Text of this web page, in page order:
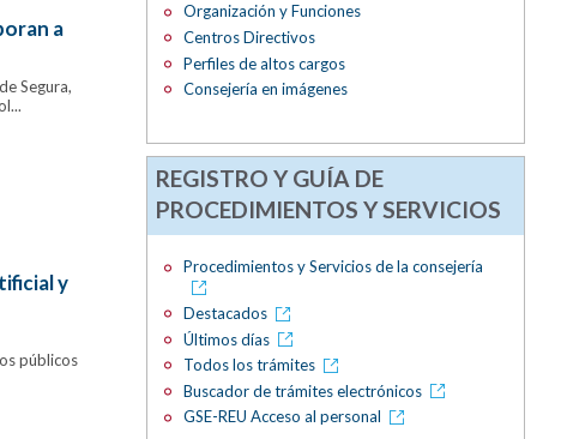
a
Segura,
y
públicos
Organización y Funciones
Centros Directivos
Perfiles de altos cargos
Consejería en imágenes
REGISTRO Y GUÍA DE
PROCEDIMIENTOS Y SERVICIOS
Procedimientos y Servicios de la consejería
Destacados
Últimos días
Todos los trámites
Buscador de trámites electrónicos
GSE-REU Acceso al personal